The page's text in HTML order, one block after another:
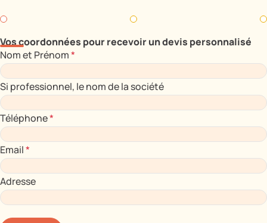
Vos coordonnées pour recevoir un devis personnalisé
Nom et Prénom*
Si professionnel, le nom de la société
Téléphone*
Email*
Adresse